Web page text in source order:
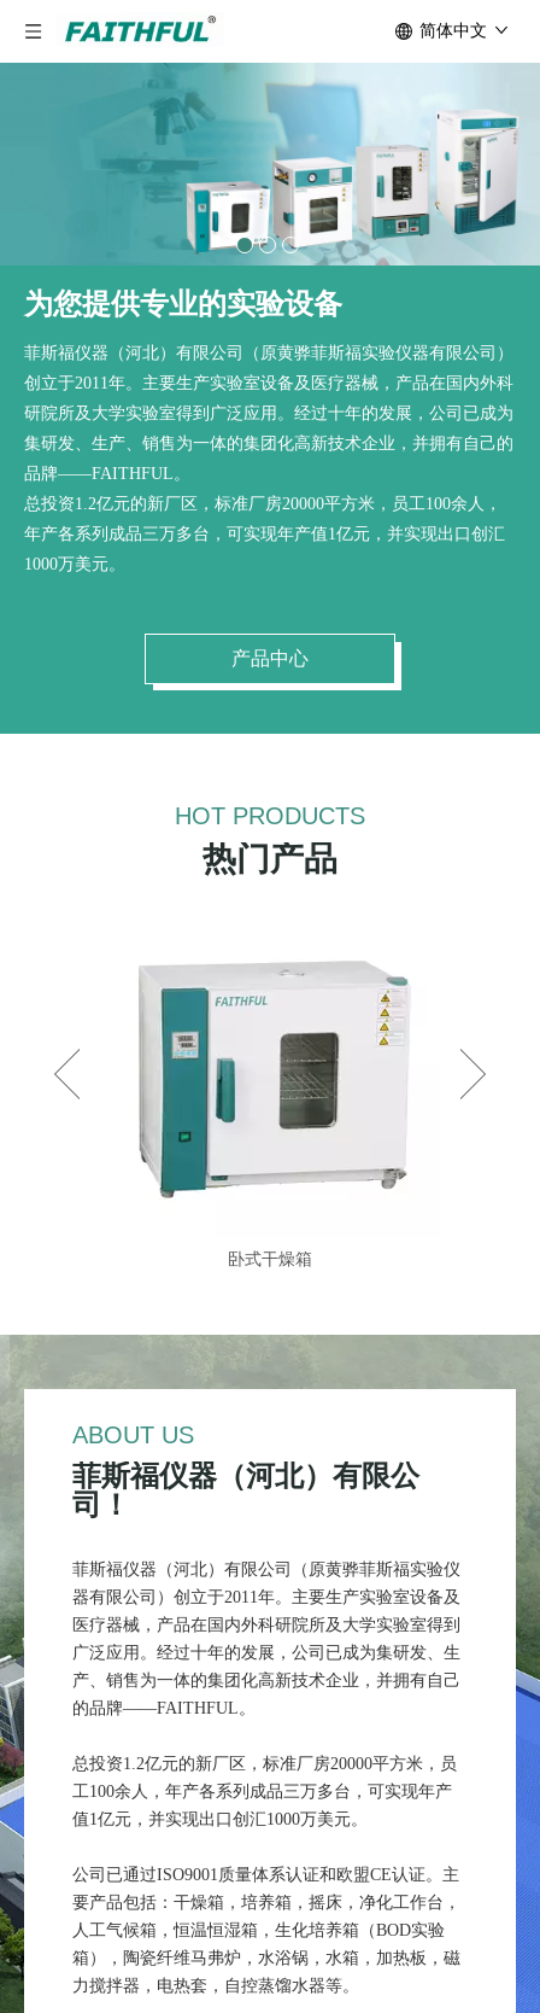
简体中文
为您提供专业的实验设备
菲斯福仪器（河北）有限公司（原黄骅菲斯福实验仪器有限公司）
创立于2011年。主要生产实验室设备及医疗器械，产品在国内外科
研院所及大学实验室得到广泛应用。经过十年的发展，公司已成为
集研发、生产、销售为一体的集团化高新技术企业，并拥有自己的
品牌——FAITHFUL。
总投资1.2亿元的新厂区，标准厂房20000平方米，员工100余人，
年产各系列成品三万多台，可实现年产值1亿元，并实现出口创汇
1000万美元。
产品中心
HOT PRODUCTS
热门产品
卧式干燥箱
ABOUT US
菲斯福仪器（河北）有限公
司！
菲斯福仪器（河北）有限公司（原黄骅菲斯福实验仪
器有限公司）创立于2011年。主要生产实验室设备及
医疗器械，产品在国内外科研院所及大学实验室得到
广泛应用。经过十年的发展，公司已成为集研发、生
产、销售为一体的集团化高新技术企业，并拥有自己
的品牌——FAITHFUL。
总投资1.2亿元的新厂区，标准厂房20000平方米，员
工100余人，年产各系列成品三万多台，可实现年产
值1亿元，并实现出口创汇1000万美元。
公司已通过ISO9001质量体系认证和欧盟CE认证。主
要产品包括：干燥箱，培养箱，摇床，净化工作台，
人工气候箱，恒温恒湿箱，生化培养箱（BOD实验
箱），陶瓷纤维马弗炉，水浴锅，水箱，加热板，磁
力搅拌器，电热套，自控蒸馏水器等。